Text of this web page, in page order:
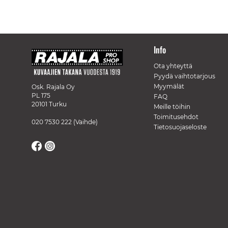
Osk. Rajala Oy
PL 175
20101 Turku
020 7530 222 (Vaihde)
Info
Ota yhteyttä
Pyydä vaihtotarjous
Myymälät
FAQ
Meille töihin
Toimitusehdot
Tietosuojaseloste